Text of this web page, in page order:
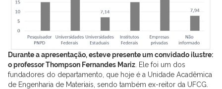
Durante a apresentação, esteve presente um convidado ilustre:
o professor Thompson Fernandes Mariz . Ele foi um dos
fundadores do departamento, que hoje é a Unidade Acadêmica
de Engenharia de Materiais, sendo também ex-reitor da UFCG.